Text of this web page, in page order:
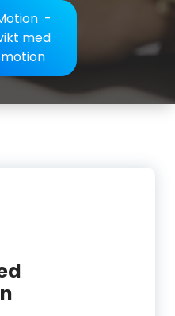
-
med